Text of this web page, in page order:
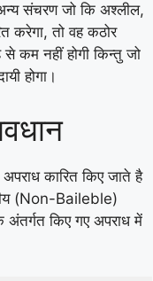
संचरण जो कि अश्लील,
करेगा, तो वह कठोर
से कम नहीं होगी किन्तु जो
होगा।
कारित किए जाते है
(Non-Baileble)
किए गए अपराध में